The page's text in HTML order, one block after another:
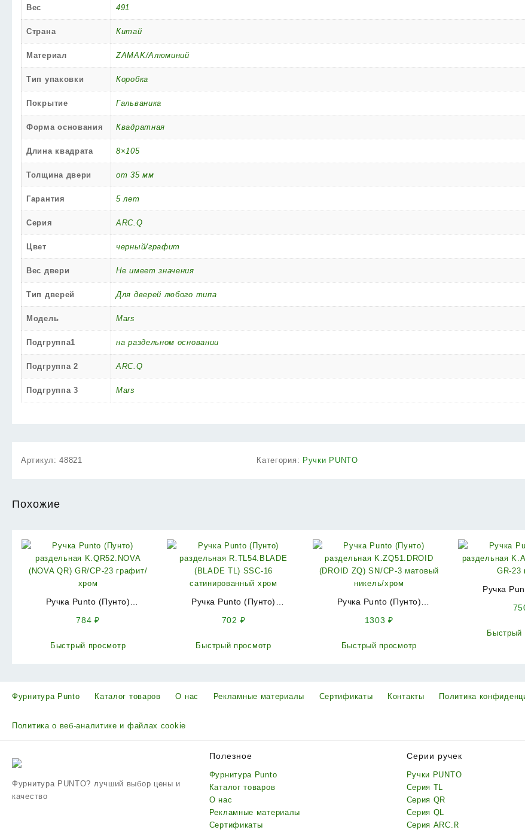
Вес 491
Страна Китай
Материал ZAMAK/Алюминий
Тип упаковки Коробка
Покрытие Гальваника
Форма основания Квадратная
Длина квадрата 8×105
Толщина двери от 35 мм
Гарантия 5 лет
Серия ARC.Q
Цвет черный/графит
Вес двери Не имеет значения
Тип дверей Для дверей любого типа
Модель Mars
Подгруппа1 на раздельном основании
Подгруппа 2 ARC.Q
Подгруппа 3 Mars
Артикул:48821 Категория: Ручки PUNTO
Похожие
Ручка Punto (Пунто)
784₽
Быстрый просмотр
Ручка Punto (Пунто)
702 ₽
Быстрый просмотр
Ручка Punto (Пунто)
1303₽
Быстрый просмотр
Ручка
Быстрый
Фурнитура Punto Каталог товаров О нас Рекламные материалы Сертификаты Контакты Политика
Политика о веб-аналитике и файлах cookie
Фурнитура PUNTO? лучший выбор цены и
качество
Полезное
Фурнитура Punto
Каталог товаров
О нас
Рекламные материалы
Сертификаты
Серии ручек
Ручки PUNTO
Серия TL
Серия QR
Серия QL
Серия ARC.R